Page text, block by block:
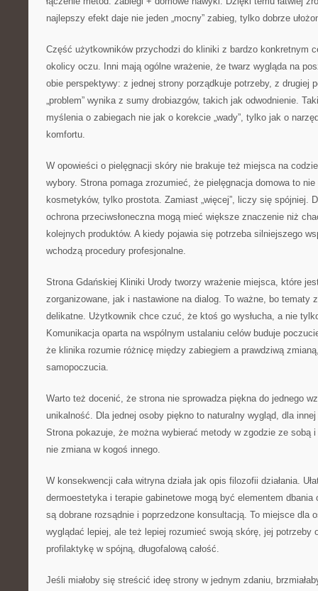
najlepszy efekt daje nie jeden „mocny” zabieg, tylko dobrze
Część użytkowników przychodzi do kliniki z bardzo konkretnym
okolicy oczu. Inni mają ogólne wrażenie, że twarz wygląda na
obie perspektywy: z jednej strony porządkuje potrzeby, z drugiej
„problem” wynika z sumy drobiazgów, takich jak odwodnienie.
myślenia o zabiegach nie jak o korekcie „wady”, tylko jak o
komfortu.
W opowieści o pielęgnacji skóry nie brakuje też miejsca na
wybory. Strona pomaga zrozumieć, że pielęgnacja domowa to
kosmetyków, tylko prostota. Zamiast „więcej”, liczy się spójniej.
ochrona przeciwsłoneczna mogą mieć większe znaczenie niż
kolejnych produktów. A kiedy pojawia się potrzeba silniejszego
wchodzą procedury profesjonalne.
Strona Gdańskiej Kliniki Urody tworzy wrażenie miejsca, które
zorganizowane, jak i nastawione na dialog. To ważne, bo tematy
delikatne. Użytkownik chce czuć, że ktoś go wysłucha, a nie
Komunikacja oparta na wspólnym ustalaniu celów buduje
że klinika rozumie różnicę między zabiegiem a prawdziwą
samopoczucia.
Warto też docenić, że strona nie sprowadza piękna do jednego
unikalność. Dla jednej osoby piękno to naturalny wygląd, dla
Strona pokazuje, że można wybierać metody w zgodzie ze sobą
nie zmiana w kogoś innego.
W konsekwencji cała witryna działa jak opis filozofii działania.
dermoestetyka i terapie gabinetowe mogą być elementem dbania
są dobrane rozsądnie i poprzedzone konsultacją. To miejsce dla
wyglądać lepiej, ale też lepiej rozumieć swoją skórę, jej potrzeby
profilaktykę w spójną, długofalową całość.
Jeśli miałoby się streścić ideę strony w jednym zdaniu,